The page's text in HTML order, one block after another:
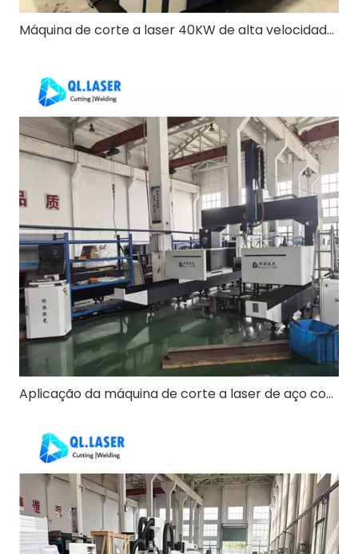
Máquina de corte a laser 40KW de alta velocidade 6020 e mesa de troca: redefinindo o processamento de metais pesados
Aplicação da máquina de corte a laser de aço com seção de 5 eixos 3D na indústria de construção de estruturas de aço